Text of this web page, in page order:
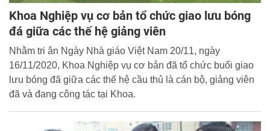
Khoa Nghiệp vụ cơ bản tổ chức giao lưu bóng
đá giữa các thế hệ giảng viên
Nhằm tri ân Ngày Nhà giáo Việt Nam 20/11, ngày
16/11/2020, Khoa Nghiệp vụ cơ bản đã tổ chức buổi giao
lưu bóng đã giữa các thế hệ cầu thủ là cán bộ, giảng viên
đã và đang công tác tại Khoa.